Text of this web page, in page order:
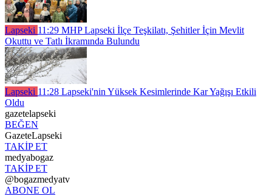
Lapseki 11:29 MHP Lapseki İlçe Teşkilatı, Şehitler İçin Mevlit
Okuttu ve Tatlı İkramında Bulundu
Lapseki 11:28 Lapseki'nin Yüksek Kesimlerinde Kar Yağışı Etkili
Oldu
gazetelapseki
BEĞEN
GazeteLapseki
TAKİP ET
medyabogaz
TAKİP ET
@bogazmedyatv
ABONE OL